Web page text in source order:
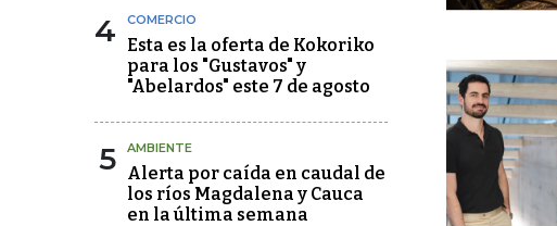
4 COMERCIO
Esta es la oferta de Kokoriko
para los "Gustavos" y
"Abelardos" este 7 de agosto
5 AMBIENTE
Alerta por caída en caudal de
los ríos Magdalena y Cauca
en la última semana